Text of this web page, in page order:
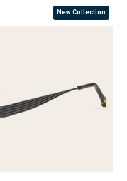
New Collection